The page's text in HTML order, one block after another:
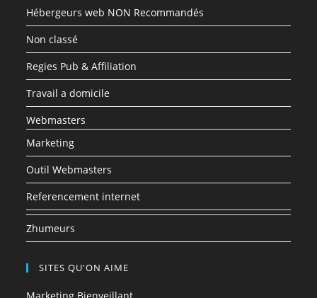
Hébergeurs web NON Recommandés
Non classé
Regies Pub & Affiliation
Travail a domicile
Webmasters
Marketing
Outil Webmasters
Referencement internet
Zhumeurs
SITES QU'ON AIME